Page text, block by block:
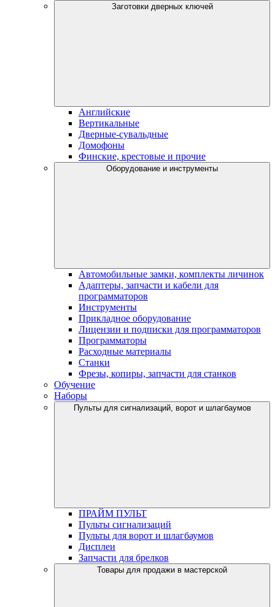
Заготовки дверных ключей
Английские
Вертикальные
Дверные-сувальдные
Домофоны
Финские, крестовые и прочие
Оборудование и инструменты
Автомобильные замки, комплекты личинок
Адаптеры, запчасти и кабели для
программаторов
Инструменты
Прикладное оборудование
Лицензии и подписки для программаторов
Программаторы
Расходные материалы
Станки
Фрезы, копиры, запчасти для станков
Обучение
Наборы
Пульты для сигнализаций, ворот и шлагбаумов
ПРАЙМ ПУЛЬТ
Пульты сигнализаций
Пульты для ворот и шлагбаумов
Дисплеи
Запчасти для брелков
Товары для продажи в мастерской